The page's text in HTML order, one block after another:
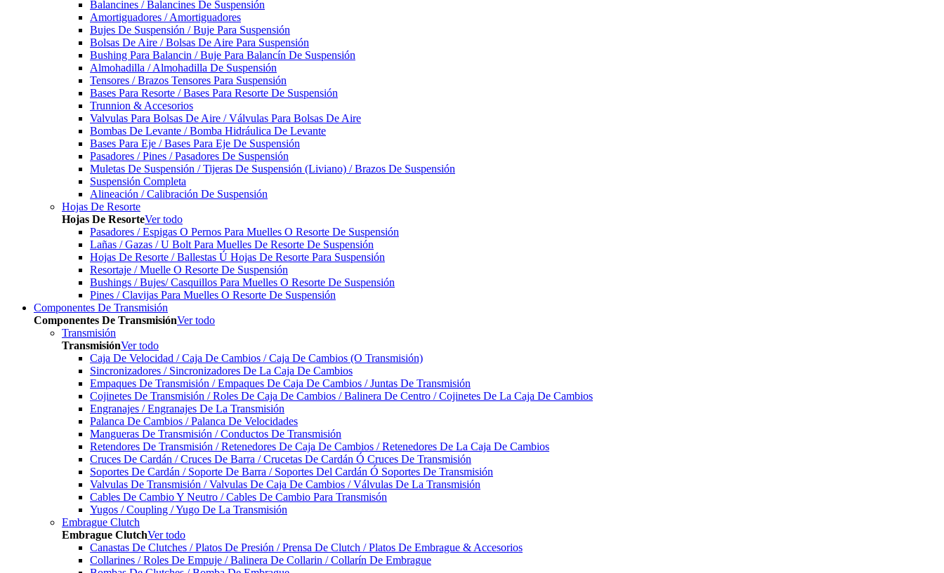
Balancines / Balancines De Suspensión
Amortiguadores / Amortiguadores
Bujes De Suspensión / Buje Para Suspensión
Bolsas De Aire / Bolsas De Aire Para Suspensión
Bushing Para Balancin / Buje Para Balancín De Suspensión
Almohadilla / Almohadilla De Suspensión
Tensores / Brazos Tensores Para Suspensión
Bases Para Resorte / Bases Para Resorte De Suspensión
Trunnion & Accesorios
Valvulas Para Bolsas De Aire / Válvulas Para Bolsas De Aire
Bombas De Levante / Bomba Hidráulica De Levante
Bases Para Eje / Bases Para Eje De Suspensión
Pasadores / Pines / Pasadores De Suspensión
Muletas De Suspensión / Tijeras De Suspensión (Liviano) / Brazos De Suspensión
Suspensión Completa
Alineación / Calibración De Suspensión
Hojas De Resorte
Hojas De ResorteVer todo
Pasadores / Espigas O Pernos Para Muelles O Resorte De Suspensión
Lañas / Gazas / U Bolt Para Muelles De Resorte De Suspensión
Hojas De Resorte / Ballestas Ú Hojas De Resorte Para Suspensión
Resortaje / Muelle O Resorte De Suspensión
Bushings / Bujes/ Casquillos Para Muelles O Resorte De Suspensión
Pines / Clavijas Para Muelles O Resorte De Suspensión
Componentes De Transmisión
Componentes De TransmisiónVer todo
Transmisión
TransmisiónVer todo
Caja De Velocidad / Caja De Cambios / Caja De Cambios (O Transmisión)
Sincronizadores / Sincronizadores De La Caja De Cambios
Empaques De Transmisión / Empaques De Caja De Cambios / Juntas De Transmisión
Cojinetes De Transmisión / Roles De Caja De Cambios / Balinera De Centro / Cojinetes De La Caja De Cambios
Engranajes / Engranajes De La Transmisión
Palanca De Cambios / Palanca De Velocidades
Mangueras De Transmisión / Conductos De Transmisión
Retendores De Transmisión / Retenedores De Caja De Cambios / Retenedores De La Caja De Cambios
Cruces De Cardán / Cruces De Barra / Crucetas De Cardán Ó Cruces De Transmisión
Soportes De Cardán / Soporte De Barra / Soportes Del Cardán Ó Soportes De Transmisión
Valvulas De Transmisión / Valvulas De Caja De Cambios / Válvulas De La Transmisión
Cables De Cambio Y Neutro / Cables De Cambio Para Transmisón
Yugos / Coupling / Yugo De La Transmisión
Embrague Clutch
Embrague ClutchVer todo
Canastas De Clutches / Platos De Presión / Prensa De Clutch / Platos De Embrague & Accesorios
Collarines / Roles De Empuje / Balinera De Collarin / Collarín De Embrague